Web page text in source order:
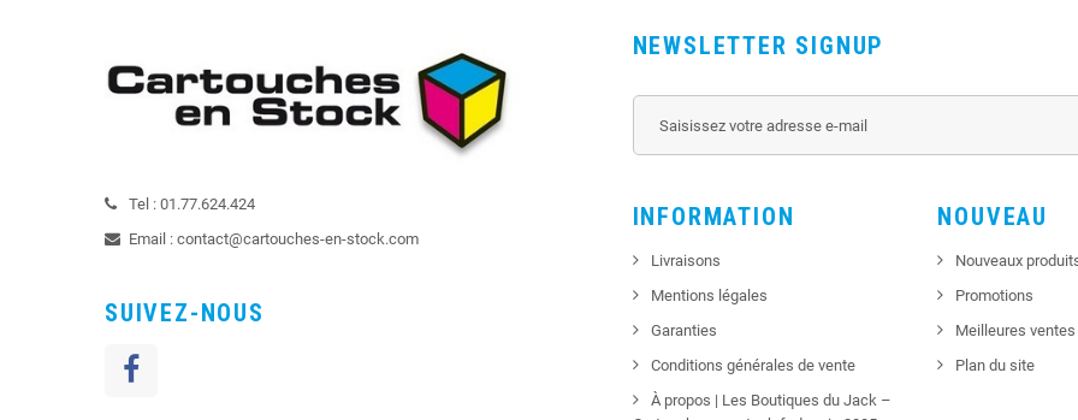
Tel : 01.77.624.424
Email : contact@cartouches-en-stock.com
SUIVEZ-NOUS
NEWSLETTER SIGNUP
INFORMATION
Livraisons
Mentions légales
Garanties
Conditions générales de vente
À propos | Les Boutiques du Jack –
NOUVEAU
Nouveaux
Promotions
Meilleures ventes
Plan du site